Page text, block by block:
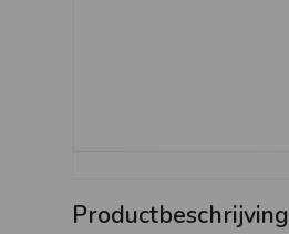
Productbeschrijving